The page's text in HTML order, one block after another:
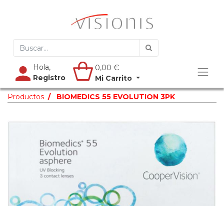
Hola,
Registro
0,00 €
Mi Carrito
Productos BIOMEDICS 55 EVOLUTION 3PK